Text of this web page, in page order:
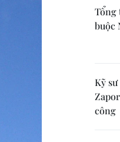
Tổng
buộc
Kỹ
công